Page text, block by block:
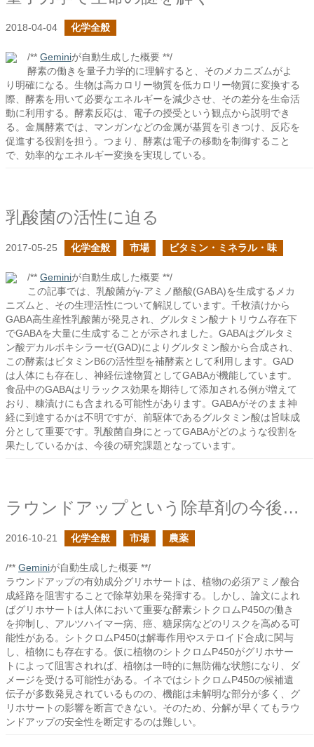
2018-04-04 化学全般
/** Geminiが自動生成した概要 **/
酵素の働きを量子力学的に理解すると、そのメカニズムがよ
り明確になる。生物は高カロリー物質を低カロリー物質に変換する
際、酵素を用いて必要なエネルギーを減少させ、その差分を生命活
動に利用する。酵素反応は、電子の授受という観点から説明でき
る。金属酵素では、マンガンなどの金属が基質を引きつけ、反応を
促進する役割を担う。つまり、酵素は電子の移動を制御すること
で、効率的なエネルギー変換を実現している。
乳酸菌の活性に迫る
2017-05-25 化学全般 市場 ビタミン・ミネラル・味
/** Geminiが自動生成した概要 **/
この記事では、乳酸菌がγ-アミノ酪酸(GABA)を生成するメカ
ニズムと、その生理活性について解説しています。千枚漬けから
GABA高生産性乳酸菌が発見され、グルタミン酸ナトリウム存在下
でGABAを大量に生成することが示されました。GABAはグルタミ
ン酸デカルボキシラーゼ(GAD)によりグルタミン酸から合成され、
この酵素はビタミンB6の活性型を補酵素として利用します。GAD
は人体にも存在し、神経伝達物質としてGABAが機能しています。
食品中のGABAはリラックス効果を期待して添加される例が増えて
おり、糠漬けにも含まれる可能性があります。GABAがそのまま神
経に到達するかは不明ですが、前駆体であるグルタミン酸は旨味成
分として重要です。乳酸菌自身にとってGABAがどのような役割を
果たしているかは、今後の研究課題となっています。
ラウンドアップという除草剤の今後は？
2016-10-21 化学全般 市場 農薬
/** Geminiが自動生成した概要 **/
ラウンドアップの有効成分グリホサートは、植物の必須アミノ酸合
成経路を阻害することで除草効果を発揮する。しかし、論文によれ
ばグリホサートは人体において重要な酵素シトクロムP450の働き
を抑制し、アルツハイマー病、癌、糖尿病などのリスクを高める可
能性がある。シトクロムP450は解毒作用やステロイド合成に関与
し、植物にも存在する。仮に植物のシトクロムP450がグリホサー
トによって阻害されれば、植物は一時的に無防備な状態になり、ダ
メージを受ける可能性がある。イネではシトクロムP450の候補遺
伝子が多数発見されているものの、機能は未解明な部分が多く、グ
リホサートの影響を断言できない。そのため、分解が早くてもラウ
ンドアップの安全性を断定するのは難しい。